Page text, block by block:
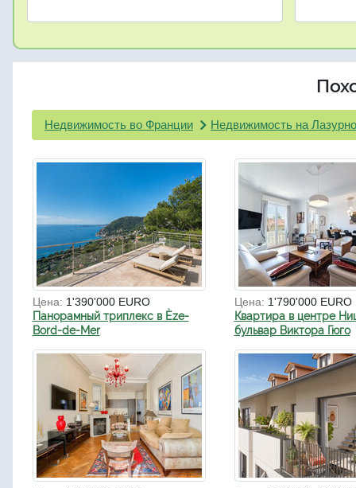
Недвижимость во Франции Недвижимость на
Цена: 1'390'000 EURO
Панорамный триплекс в Èze-
Bord-de-Mer
Цена: 1'790'000 EURO
Квартира в центре
бульвар Виктора Гюго